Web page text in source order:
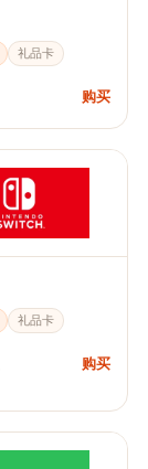
礼品卡
购买
礼品卡
购买